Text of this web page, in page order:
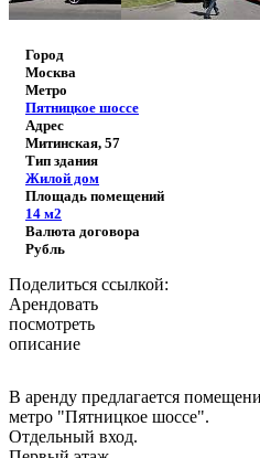
Город
Москва
Метро
Пятницкое шоссе
Адрес
Митинская, 57
Тип здания
Жилой дом
Площадь помещений
14 м2
Валюта договора
Рубль
Поделиться ссылкой:
Арендовать
посмотреть
описание
В аренду предлагается
метро "Пятницкое шоссе".
Отдельный вход.